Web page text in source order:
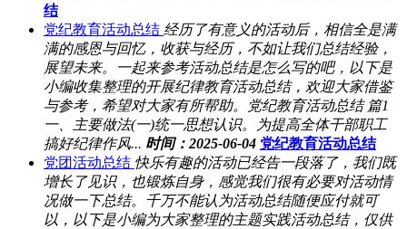
结
党纪教育活动总结 经历了有意义的活动后，相信全是满
满的感恩与回忆，收获与经历，不如让我们总结经验，
展望未来。一起来参考活动总结是怎么写的吧，以下是
小编收集整理的开展纪律教育活动总结，欢迎大家借鉴
与参考，希望对大家有所帮助。党纪教育活动总结 篇1
一、主要做法(一)统一思想认识。为提高全体干部职工
搞好纪律作风... 时间：2025-06-04 党纪教育活动总结
党团活动总结 快乐有趣的活动已经告一段落了，我们既
增长了见识，也锻炼自身，感觉我们很有必要对活动情
况做一下总结。千万不能认为活动总结随便应付就可
以，以下是小编为大家整理的主题实践活动总结，仅供